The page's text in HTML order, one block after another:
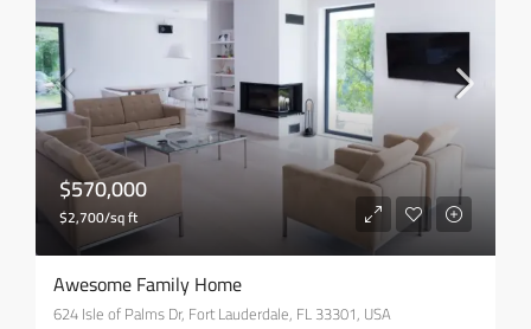
$570,000
$2,700/sq ft
Awesome Family Home
624 Isle of Palms Dr, Fort Lauderdale, FL 33301, USA